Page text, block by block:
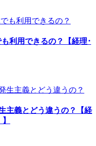
利用できるの？【経理･
主義とどう違うの？【経